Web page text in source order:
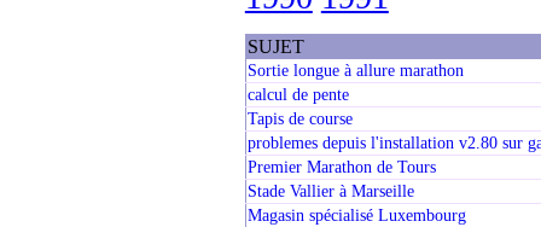
SUJET
Sortie longue à allure marathon
calcul de pente
Tapis de course
problemes depuis l'installation v2.80 sur
Premier Marathon de Tours
Stade Vallier à Marseille
Magasin spécialisé Luxembourg